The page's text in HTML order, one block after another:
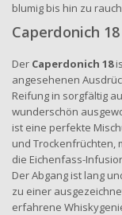
blumig bis hin zu
Caperdonich 18
Der Caperdonich 18
angesehenen
Reifung in sorgfältig
wunderschön
ist eine perfekte
und Trockenfrüchten,
die Eichenfass-
Der Abgang ist lang
zu einer
erfahrene